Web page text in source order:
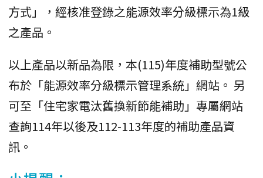
方式」，經核准登錄之能源效率分級標示為1級
之產品。
以上產品以新品為限，本(115)年度補助型號公
布於「能源效率分級標示管理系統」網站。 另
可至「住宅家電汰舊換新節能補助」專屬網站
查詢114年以後及112-113年度的補助產品資
訊。